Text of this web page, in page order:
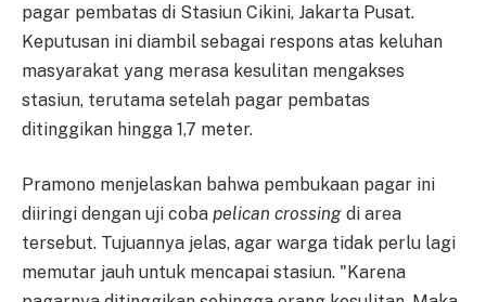
pagar pembatas di Stasiun Cikini, Jakarta Pusat.
Keputusan ini diambil sebagai respons atas keluhan
masyarakat yang merasa kesulitan mengakses
stasiun, terutama setelah pagar pembatas
ditinggikan hingga 1,7 meter.
Pramono menjelaskan bahwa pembukaan pagar ini
diiringi dengan uji coba pelican crossing di area
tersebut. Tujuannya jelas, agar warga tidak perlu lagi
memutar jauh untuk mencapai stasiun. "Karena